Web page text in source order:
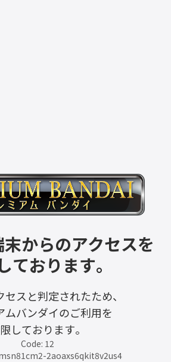
からのアクセスを
ております。
スと判定されたため、
ムバンダイのご利用を
しております。
Code: 12
2aoaxs6qkit8v2us4